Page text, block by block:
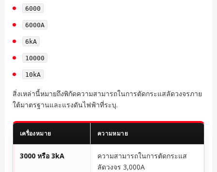
6000
6000A
6kA
10000
10kA
สิ่งเหล่านี้หมายถึงพิกัดความสามารถในการตัดกระแสลัดวงจรภาย
ใต้มาตรฐานและแรงดันไฟฟ้าที่ระบุ.
เครื่องหมาย ความหมาย
3000 หรือ 3kA
ความสามารถในการตัดกระแส
ลัดวงจร 3,000A